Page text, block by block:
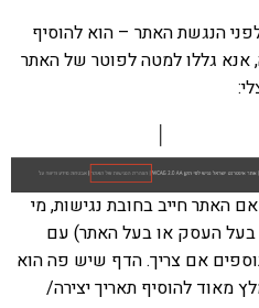
הנגשת האתר – הוא להוסיף
אנא גללו למטה לפוטר של האתר
האתר חייב בחובת נגישות, מי
בעל העסק או בעל האתר) עם
אם צריך. הדף שיש פה הוא
מאוד להוסיף תאריך יצירה/